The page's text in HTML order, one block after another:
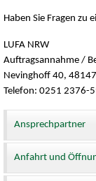
Haben Sie Fragen zu
LUFA NRW
Auftragsannahme /
Nevinghoff 40,
Telefon: 0251 2376-
Ansprechpartner
Anfahrt und